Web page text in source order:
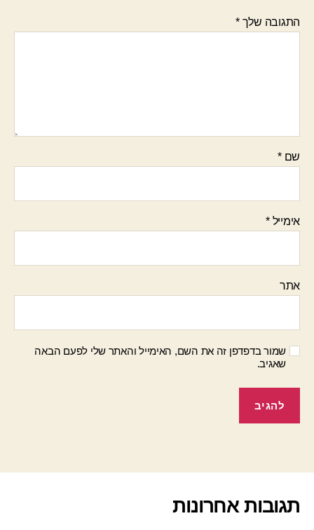
התגובה שלך*
שם*
אימייל*
אתר
שמור בדפדפן זה את השם, האימייל והאתר שלי לפעם הבאה
שאגיב.
תגובות אחרונות